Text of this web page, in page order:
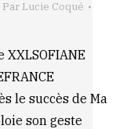
Par Lucie Coqué
le succès de Ma
son geste